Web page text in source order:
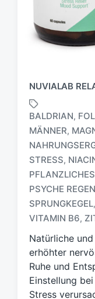
NUVIALAB
c
h
l
a
w
ö
r
t
e
BALDRIAN,
MÄNNER,
STRESS,
PSYCHE
SPRUNGKEGEL,
VITAMIN B6,
Natürliche
erhöhter
Ruhe und
Einstellung
Stress